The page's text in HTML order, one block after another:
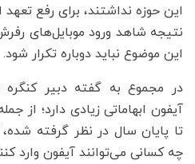
این حوزه نداشتند، برای رفع تعهد
نتیجه شاهد ورود موبایل‌های
این موضوع نباید دوباره تکرار شود.
در مجموع به گفته دبیر کنگره
آیفون ابهاماتی زیادی دارد؛ از
تا پایان سال در نظر گرفته
چه کسانی می‌توانند آیفون